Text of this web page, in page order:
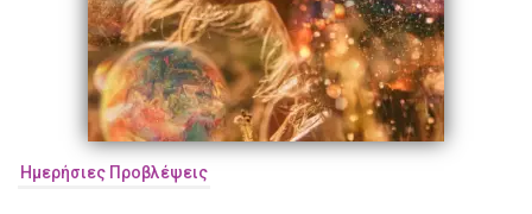
Ημερήσιες Προβλέψεις